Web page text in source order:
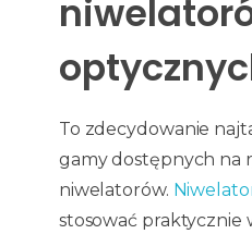
To zdecydowanie
gamy dostępnych na
niwelatorów.
stosować praktycznie